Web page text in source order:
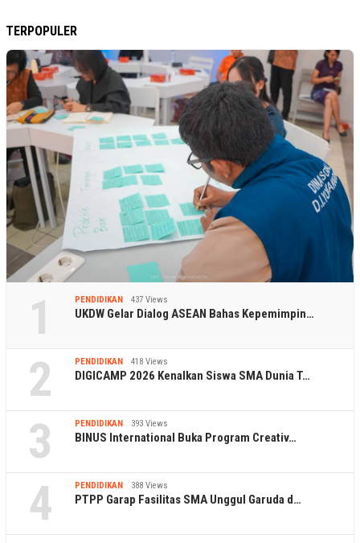
TERPOPULER
1 PENDIDIKAN 437 Views
UKDW Gelar Dialog ASEAN Bahas Kepemimpin…
2 PENDIDIKAN 418 Views
DIGICAMP 2026 Kenalkan Siswa SMA Dunia T…
3 PENDIDIKAN 393 Views
BINUS International Buka Program Creativ…
4 PENDIDIKAN 388 Views
PTPP Garap Fasilitas SMA Unggul Garuda d…